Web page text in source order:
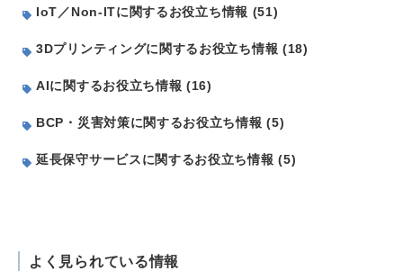
IoT／Non-ITに関するお役立ち情報 (51)
3Dプリンティングに関するお役立ち情報 (18)
AIに関するお役立ち情報 (16)
BCP・災害対策に関するお役立ち情報 (5)
延長保守サービスに関するお役立ち情報 (5)
よく見られている情報